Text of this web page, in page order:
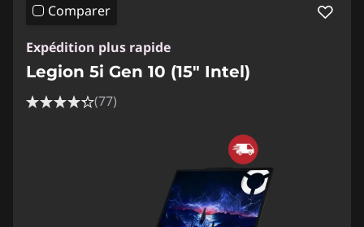
Comparer
Expédition plus rapide
Legion 5i Gen 10 (15" Intel)
(77)